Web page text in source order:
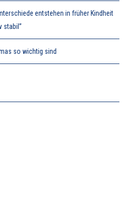
entstehen in früher Kindheit
stabil”
so wichtig sind